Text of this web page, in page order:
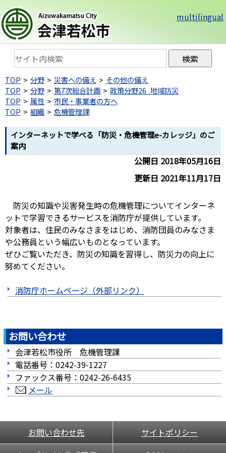
multilingual
TOP 分野 災害への備え
その他の備え
TOP
分野 第7次総合計画
政策分野26_地域防災
TOP
属性
市民・事業者の方へ
TOP
組織 危機管理課
インターネットで学べる「防災・危機管理e-カレッジ」のご
案内
公開日 2018年05月16日
更新日 2021年11月17日
防災の知識や災害発生時の危機管理についてインターネ
ットで学習できるサービスを消防庁が提供しています。
対象者は、住民のみなさまをはじめ、消防団員のみなさま
や公務員という幅広いものとなっています。
ぜひご覧いただき、防災の知識を習得し、防災力の向上に
努めてください。
消防庁ホームページ（外部リンク）
お問い合わせ
会津若松市役所 危機管理課
電話番号：0242-39-1227
ファックス番号：0242-26-6435
メール
お問い合わせ先
サイトポリシー